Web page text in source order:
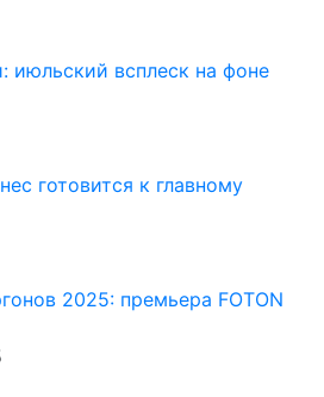
июльский всплеск на фоне
готовится к главному
2025: премьера FOTON